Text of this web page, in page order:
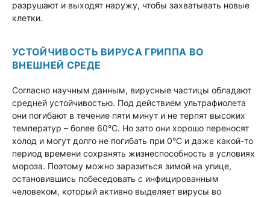
разрушают и выходят наружу, чтобы захватывать новые
клетки.
УСТОЙЧИВОСТЬ ВИРУСА ГРИППА ВО
ВНЕШНЕЙ СРЕДЕ
Согласно научным данным, вирусные частицы обладают
средней устойчивостью. Под действием ультрафиолета
они погибают в течение пяти минут и не терпят высоких
температур – более 60°С. Но зато они хорошо переносят
холод и могут долго не погибать при 0°С и даже какой-то
период времени сохранять жизнеспособность в условиях
мороза. Поэтому можно заразиться зимой на улице,
остановившись побеседовать с инфицированным
человеком, который активно выделяет вирусы во